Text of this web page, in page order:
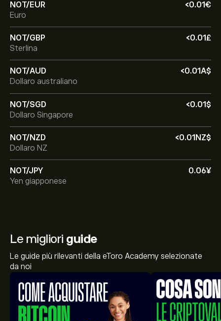
NOT/EUR
‎<‎0.01‎€‎
Euro
NOT/GBP
‎<‎0.01‎£‎
Sterlina
NOT/AUD
‎<‎0.01‎A$‎
Dollaro australiano
NOT/SGD
‎<‎0.01‎$‎
Dollaro Singapore
NOT/NZD
‎<‎0.01‎NZ$‎
Dollaro NZ
NOT/JPY
0.06‎¥‎
Yen giapponese
Le migliori guide
Le guide più rilevanti della eToro Academy selezionate
da noi